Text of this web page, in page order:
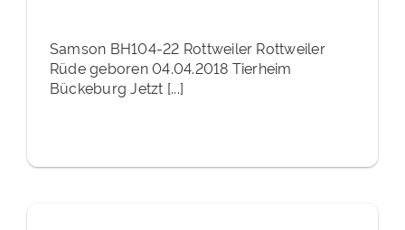
Samson BH104-22 Rottweiler Rottweiler
Rüde geboren 04.04.2018 Tierheim
Bückeburg Jetzt [...]